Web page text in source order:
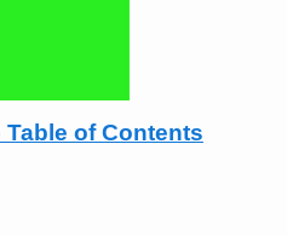
Table of Contents